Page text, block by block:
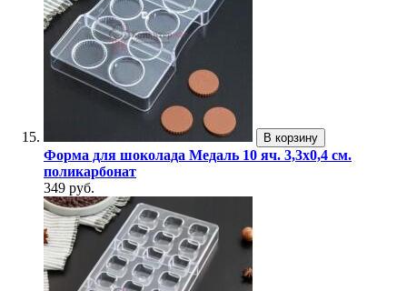
В корзину
Форма для шоколада Медаль 10 яч. 3,3х0,4 см.
поликарбонат
349 руб.